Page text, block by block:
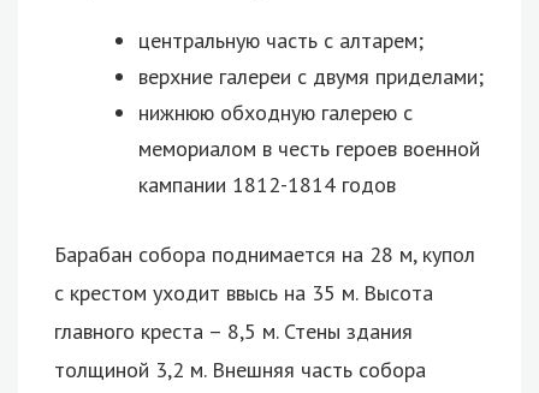
центральную часть с алтарем;
верхние галереи с двумя приделами;
нижнюю обходную галерею с
мемориалом в честь героев военной
кампании 1812-1814 годов
Барабан собора поднимается на 28 м, купол
с крестом уходит ввысь на 35 м. Высота
главного креста – 8,5 м. Стены здания
толщиной 3,2 м. Внешняя часть собора